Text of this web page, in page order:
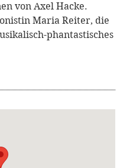
von Axel Hacke.
Maria Reiter, die
phantastisches